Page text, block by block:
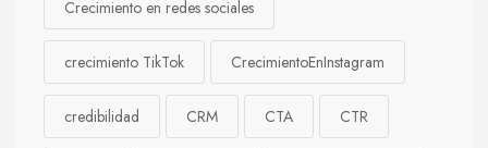
Crecimiento en redes sociales
crecimiento TikTok CrecimientoEnInstagram
credibilidad CRM CTA CTR